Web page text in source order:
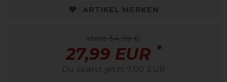
ARTIKEL MERKEN
statt 34,99 €
27,99 EUR *
Du sparst jetzt 7,00 EUR